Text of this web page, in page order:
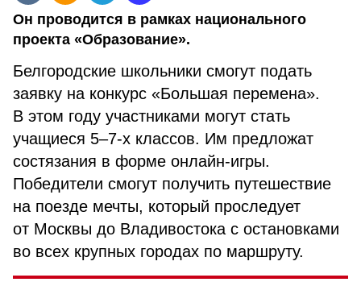
Он проводится в рамках национального
проекта «Образование».
Белгородские школьники смогут подать
заявку на конкурс «Большая перемена».
В этом году участниками могут стать
учащиеся 5–7-х классов. Им предложат
состязания в форме онлайн-игры.
Победители смогут получить путешествие
на поезде мечты, который проследует
от Москвы до Владивостока с остановками
во всех крупных городах по маршруту.